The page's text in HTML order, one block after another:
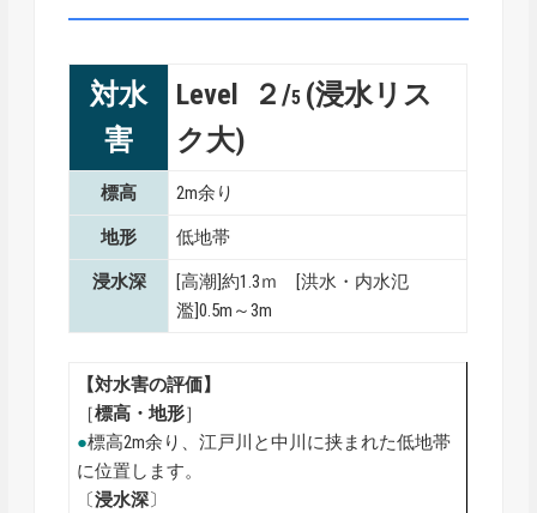
対水
害
Level ２/5 (浸水リス
ク大)
標高 2m余り
地形 低地帯
浸水深
[高潮]約1.3ｍ [洪水・内水氾
濫]0.5m～3m
【対水害の評価】
［標高・地形］
●標高2m余り、江戸川と中川に挟まれた低地帯
に位置します。
〔浸水深〕